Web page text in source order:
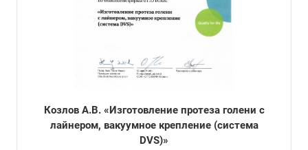
Козлов А.В. «Изготовление протеза голени с
лайнером, вакуумное крепление (система
DVS)»